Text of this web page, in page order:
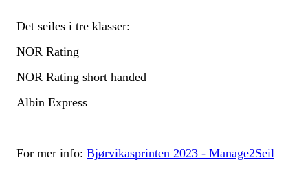
Det seiles i tre klasser:
NOR Rating
NOR Rating short handed
Albin Express
For mer info: Bjørvikasprinten 2023 - Manage2Seil